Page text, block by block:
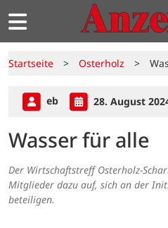
Startseite > Osterholz >
eb 28. August
Wasser für alle
Der Wirtschaftstreff Osterholz-
Mitglieder dazu auf, sich an der
beteiligen.